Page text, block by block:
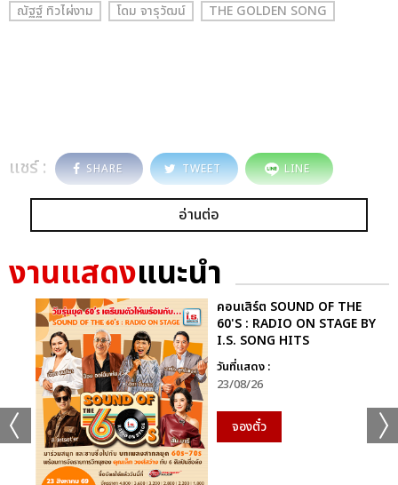
ณัฐฐ์ ทิวไผ่งาม
โดม จารุวัฒน์ THE GOLDEN SONG
แชร์ : SHARE TWEET LINE
อ่านต่อ
งานแสดงแนะนำ
คอนเสิร์ต SOUND OF THE
60'S : RADIO ON STAGE BY
I.S. SONG HITS
วันที่แสดง :
23/08/26
จองตั๋ว